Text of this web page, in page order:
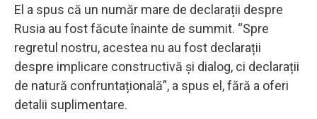
El a spus că un număr mare de declarații despre
Rusia au fost făcute înainte de summit. “Spre
regretul nostru, acestea nu au fost declarații
despre implicare constructivă și dialog, ci declarații
de natură confruntațională”, a spus el, fără a oferi
detalii suplimentare.